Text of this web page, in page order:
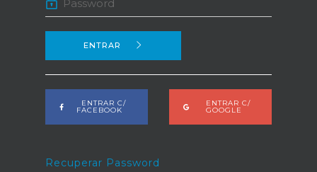
ENTRAR
ENTRAR C/
FACEBOOK
ENTRAR C/
GOOGLE
Recuperar Password